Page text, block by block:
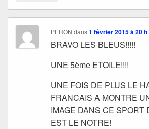
PERON dans1 février 2015 à 20
BRAVO LES BLEUS!!!!!
UNE 5ème ETOILE!!!!
UNE FOIS DE PLUS LE
FRANCAIS A MONTRE
IMAGE DANS CE SPORT
EST LE NOTRE!